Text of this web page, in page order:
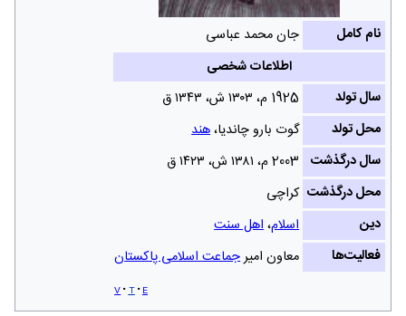
نام کامل
جان محمد عباسی
اطلاعات شخصی
سال تولد
1925 م، ۱۳۰۳ ش‌، ۱۳۴۳ ق
محل تولد
گوت بارو چاندیا،هند
سال درگذشت 2003 م، ۱۳۸۱ ش‌، ۱۴۲۳ ق
محل درگذشت کراچی
دین
اسلام،اهل سنت
فعالیت‌ها
معاون امیرجماعت اسلامی پاکستان
v t e